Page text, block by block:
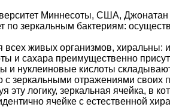
Миннесоты, США,
по зеркальным бактериям:
живых организмов, хиральны:
и сахара преимущественно
и нуклеиновые кислоты
с зеркальными отражениями
эту логику, зеркальная ячейка, в
ячейке с естественной